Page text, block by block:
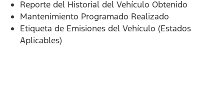
Reporte del Historial del Vehículo Obtenido
Mantenimiento Programado Realizado
Etiqueta de Emisiones del Vehículo (Estados
Aplicables)